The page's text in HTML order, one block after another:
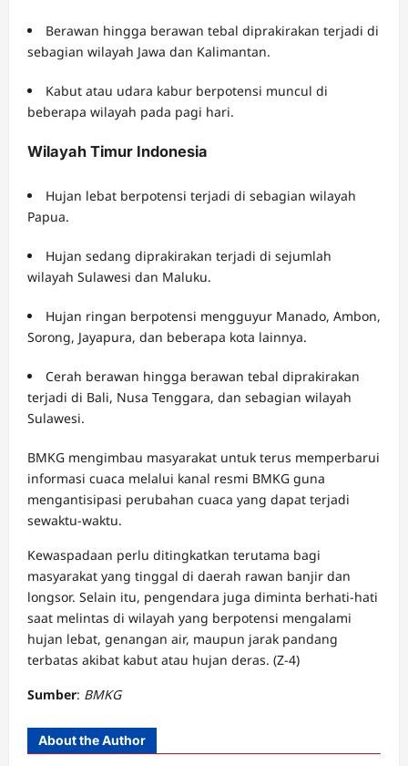
Berawan hingga berawan tebal diprakirakan terjadi di
sebagian wilayah Jawa dan Kalimantan.
Kabut atau udara kabur berpotensi muncul di
beberapa wilayah pada pagi hari.
Wilayah Timur Indonesia
Hujan lebat berpotensi terjadi di sebagian wilayah
Papua.
Hujan sedang diprakirakan terjadi di sejumlah
wilayah Sulawesi dan Maluku.
Hujan ringan berpotensi mengguyur Manado, Ambon,
Sorong, Jayapura, dan beberapa kota lainnya.
Cerah berawan hingga berawan tebal diprakirakan
terjadi di Bali, Nusa Tenggara, dan sebagian wilayah
Sulawesi.
BMKG mengimbau masyarakat untuk terus memperbarui
informasi cuaca melalui kanal resmi BMKG guna
mengantisipasi perubahan cuaca yang dapat terjadi
sewaktu-waktu.
Kewaspadaan perlu ditingkatkan terutama bagi
masyarakat yang tinggal di daerah rawan banjir dan
longsor. Selain itu, pengendara juga diminta berhati-hati
saat melintas di wilayah yang berpotensi mengalami
hujan lebat, genangan air, maupun jarak pandang
terbatas akibat kabut atau hujan deras. (Z-4)
Sumber: BMKG
About the Author